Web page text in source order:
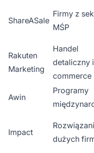
ShareASale
Firmy z
MŚP
Rakuten
Marketing
Handel
detaliczny
commerce
Awin
Programy
Impact
dużych